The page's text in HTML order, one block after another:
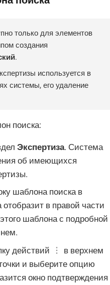
только для элементов
создания
.
используется в
системы, его удаление
поиска:
Экспертиза. Система
об имеющихся
шаблона поиска в
в правой части
шаблона с подробной
действий
в верхнем
и выберите опцию
окно подтверждения